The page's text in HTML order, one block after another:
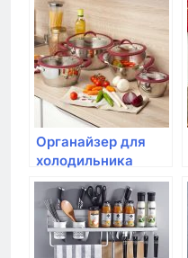
31*14*9см
Органайзер для
холодильника
Rotho, LOFT, 1.6л
31*7,5*9см